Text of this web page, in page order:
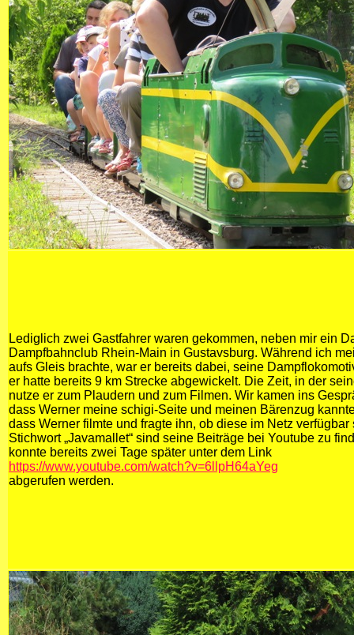
Lediglich zwei Gastfahrer waren gekommen, neben mir ein
Dampfbahnclub Rhein-Main in Gustavsburg. Während ich
aufs Gleis brachte, war er bereits dabei, seine
er hatte bereits 9 km Strecke abgewickelt. Die Zeit, in der
nutze er zum Plaudern und zum Filmen. Wir kamen ins
dass Werner meine schigi-Seite und meinen Bärenzug
dass Werner filmte und fragte ihn, ob diese im Netz verfügbar
Stichwort „Javamallet“ sind seine Beiträge bei Youtube zu
konnte bereits zwei Tage später unter dem Link
https://www.youtube.com/watch?v=6llpH64aYeg
abgerufen werden.